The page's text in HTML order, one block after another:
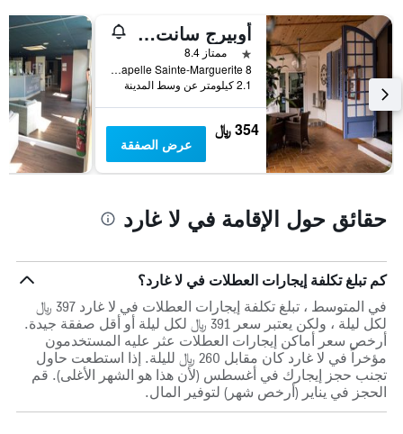
أوبيرج سانت مارجوريت
نجمة واحدة
ممتاز 8.4
8 Place de la Chapelle Sainte-Marguerite, لا غارد, إقليم فار, فرنسا
2.1 كيلومتر عن وسط المدينة
354 ﷼
عرض الصفقة
حقائق حول الإقامة في لا غارد
كم تبلغ تكلفة إيجارات العطلات في لا غارد؟
في المتوسط ، تبلغ تكلفة إيجارات العطلات في لا غارد 397 ﷼
لكل ليلة ، ولكن يعتبر سعر 391 ﷼ لكل ليلة أو أقل صفقة جيدة.
أرخص سعر أماكن إيجارات العطلات عثر عليه المستخدمون
مؤخراً في لا غارد كان مقابل 260 ﷼ لليلة. إذا استطعت حاول
تجنب حجز إيجارك في أغسطس (لأن هذا هو الشهر الأغلى). قم
الحجز في يناير (أرخص شهر) لتوفير المال.